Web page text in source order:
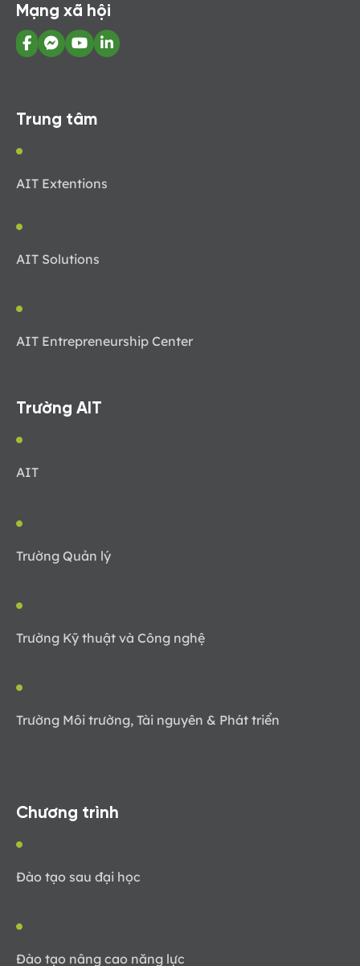
Mạng xã hội
Trung tâm
AIT Extentions
AIT Solutions
AIT Entrepreneurship Center
Trường AIT
AIT
Trường Quản lý
Trường Kỹ thuật và Công nghệ
Trường Môi trường, Tài nguyên & Phát triển
Chương trình
Đào tạo sau đại học
Đào tạo nâng cao năng lực